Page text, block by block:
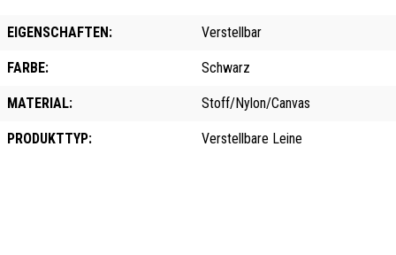
EIGENSCHAFTEN: Verstellbar
FARBE: Schwarz
MATERIAL: Stoff/Nylon/Canvas
PRODUKTTYP: Verstellbare Leine